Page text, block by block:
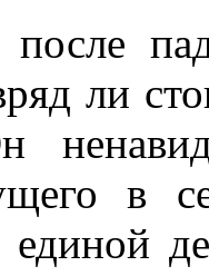
после
ли
в
единой